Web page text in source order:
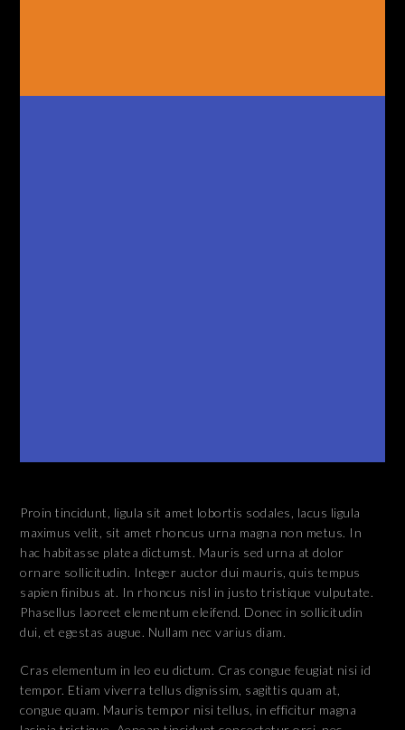
Proin tincidunt, ligula sit amet lobortis sodales, lacus ligula
maximus velit, sit amet rhoncus urna magna non metus. In
hac habitasse platea dictumst. Mauris sed urna at dolor
ornare sollicitudin. Integer auctor dui mauris, quis tempus
sapien finibus at. In rhoncus nisl in justo tristique vulputate.
Phasellus laoreet elementum eleifend. Donec in sollicitudin
dui, et egestas augue. Nullam nec varius diam.
Cras elementum in leo eu dictum. Cras congue feugiat nisi id
tempor. Etiam viverra tellus dignissim, sagittis quam at,
congue quam. Mauris tempor nisi tellus, in efficitur magna